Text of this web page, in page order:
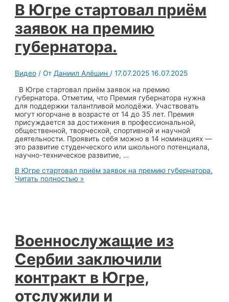
В Югре стартовал приём
заявок на премию
губернатора.
Видео / От Даниил Алёшин /17.07.2025 16.07.2025
В Югре стартовал приём заявок на премию
губернатора. Отметим, что Премия губернатора нужна
для поддержки талантливой молодёжи. Участвовать
могут югорчане в возрасте от 14 до 35 лет. Премия
присуждается за достижения в профессиональной,
общественной, творческой, спортивной и научной
деятельности. Проявить себя можно в 14 номинациях —
это развитие студенческого или школьного потенциала,
научно-техническое развитие, …
В Югре стартовал приём заявок на премию губернатора.
Читать полностью »
Военнослужащие из
Сербии заключили
контракт в Югре,
отслужили и